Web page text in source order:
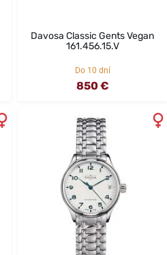
Davosa Classic Gents Vegan
161.456.15.V
Do 10 dní
850 €